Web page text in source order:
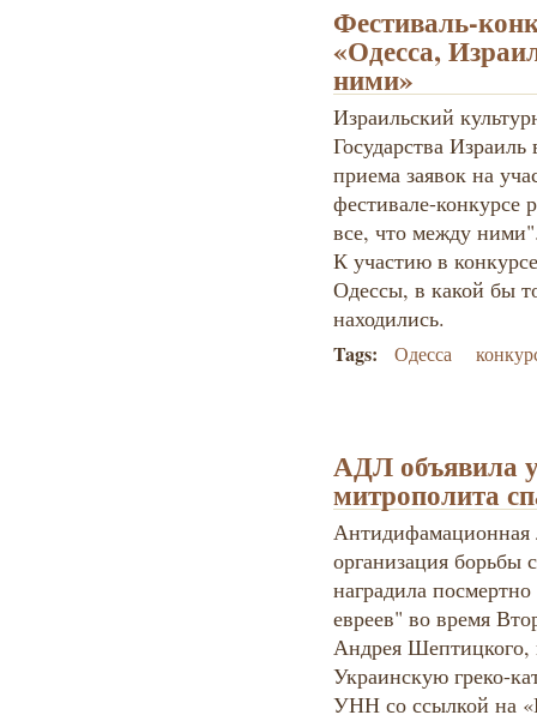
Фестиваль-
«Одесса,
ними»
Израильский
Государства
приема заявок на
фестивале-конкурсе
все, что между
К участию в
Одессы, в какой бы
находились.
Tags: Одесса
АДЛ объявила
митрополита
Антидифамационная
организация борьбы
наградила
евреев" во время
Андрея Шептицкого,
Украинскую греко-
УНН со ссылкой на